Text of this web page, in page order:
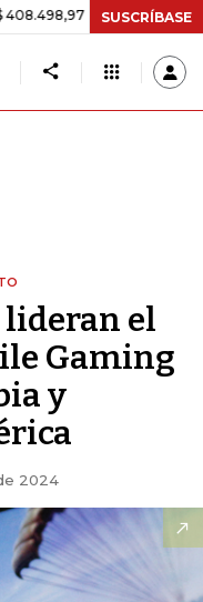
+$ 8.753,81 +2,19%
SUSCRÍBASE
el
Gaming
y
2024